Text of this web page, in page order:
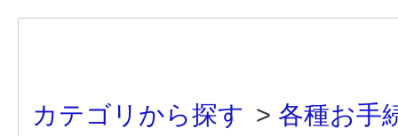
カテゴリから探す > 各種お手